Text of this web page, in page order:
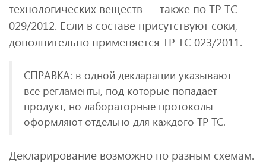
технологических веществ — также по ТР ТС
029/2012. Если в составе присутствуют соки,
дополнительно применяется ТР ТС 023/2011.
СПРАВКА: в одной декларации указывают
все регламенты, под которые попадает
продукт, но лабораторные протоколы
оформляют отдельно для каждого ТР ТС.
Декларирование возможно по разным схемам.